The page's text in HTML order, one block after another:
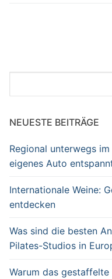
NEUESTE BEITRÄGE
Regional unterwegs
eigenes Auto
Internationale Weine:
entdecken
Was sind die besten
Pilates-Studios in
Warum das